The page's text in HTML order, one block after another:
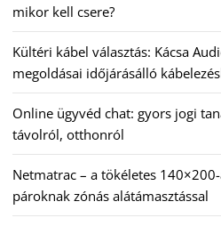
mikor kell csere?
Kültéri kábel választás: Kácsa
megoldásai időjárásálló
Online ügyvéd chat: gyors jogi
távolról, otthonról
Netmatrac – a tökéletes
pároknak zónás alátámasztással